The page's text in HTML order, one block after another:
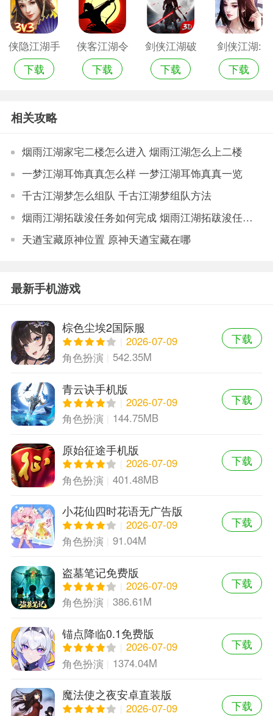
侠隐江湖手
机游戏
下载
侠客江湖令
下载
剑侠江湖破
解版手机游
下载
剑侠江湖:
心剑奇缘
下载
相关攻略
烟雨江湖家宅二楼怎么进入 烟雨江湖怎么上二楼
一梦江湖耳饰真真怎么样 一梦江湖耳饰真真一览
千古江湖梦怎么组队 千古江湖梦组队方法
烟雨江湖拓跋浚任务如何完成 烟雨江湖拓跋浚任务攻略
天遒宝藏原神位置 原神天遒宝藏在哪
最新手机游戏
棕色尘埃2国际服
2026-07-09
角色扮演
542.35M
下载
青云诀手机版
2026-07-09
角色扮演
144.75MB
下载
原始征途手机版
2026-07-09
角色扮演
401.48MB
下载
小花仙四时花语无广告版
2026-07-09
角色扮演
91.04M
下载
盗墓笔记免费版
2026-07-09
角色扮演
386.61M
下载
锚点降临0.1免费版
2026-07-09
角色扮演
1374.04M
下载
魔法使之夜安卓直装版
2026-07-09
下载